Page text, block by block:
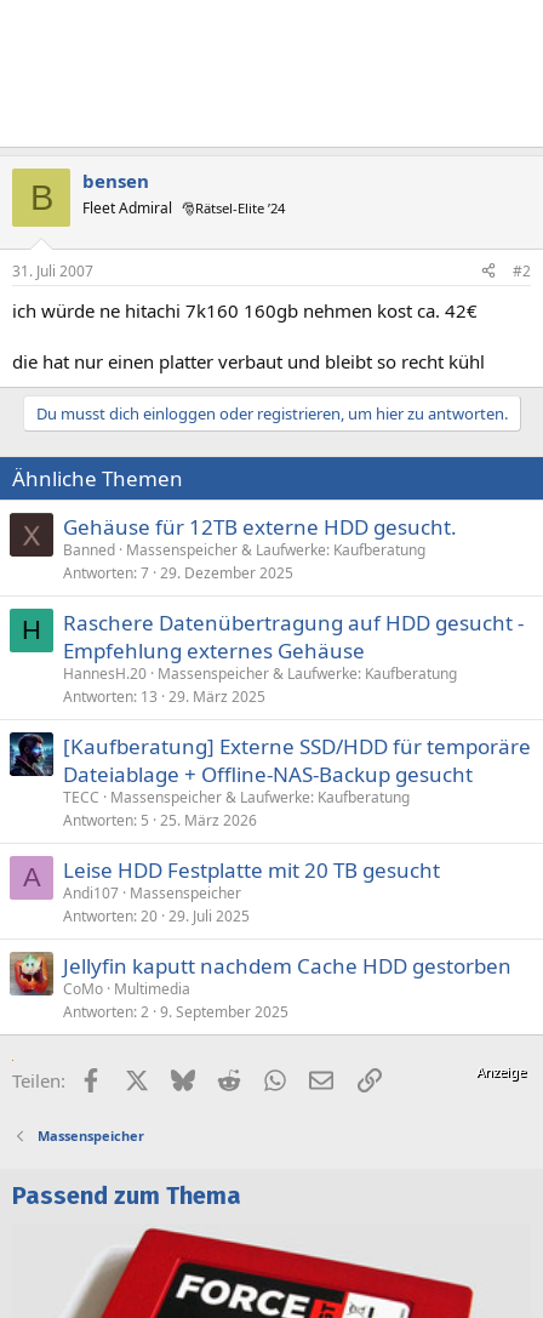
B bensen
Fleet Admiral 🎅Rätsel-Elite ’24
31. Juli 2007 #2
ich würde ne hitachi 7k160 160gb nehmen kost ca. 42€
die hat nur einen platter verbaut und bleibt so recht kühl
Du musst dich einloggen oder registrieren, um hier zu antworten.
Ähnliche Themen
Gehäuse für 12TB externe HDD gesucht.
Banned Massenspeicher & Laufwerke: Kaufberatung
Antworten 7 29. Dezember 2025
H
Raschere Datenübertragung auf HDD gesucht -
Empfehlung externes Gehäuse
HannesH.20 Massenspeicher & Laufwerke: Kaufberatung
Antworten 13 29. März 2025
[Kaufberatung] Externe SSD/HDD für temporäre
Dateiablage + Offline-NAS-Backup gesucht
TECC
Massenspeicher & Laufwerke: Kaufberatung
Antworten 5 25. März 2026
A Leise HDD Festplatte mit 20 TB gesucht
Andi107 Massenspeicher
Antworten 20 29. Juli 2025
Jellyfin kaputt nachdem Cache HDD gestorben
CoMo Multimedia
Antworten 2 9. September 2025
Teilen: FacebookX (Twitter)
BlueskyRedditWhatsApp
E-MailLink
Massenspeicher
Passend zum Thema